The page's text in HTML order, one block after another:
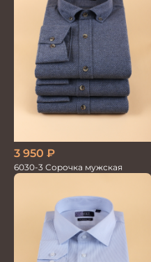
3 950 ₽
6030-3 Сорочка мужская